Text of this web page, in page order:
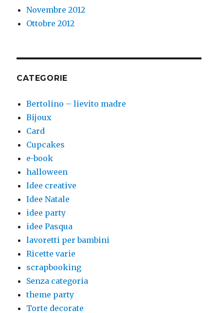
Novembre 2012
Ottobre 2012
CATEGORIE
Bertolino – lievito madre
Bijoux
Card
Cupcakes
e-book
halloween
Idee creative
Idee Natale
idee party
idee Pasqua
lavoretti per bambini
Ricette varie
scrapbooking
Senza categoria
theme party
Torte decorate